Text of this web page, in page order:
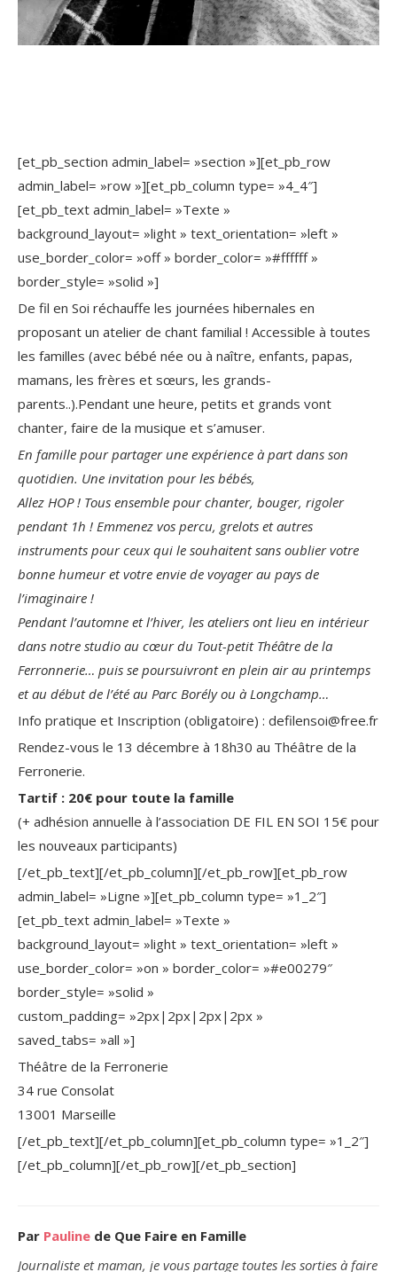
[et_pb_section admin_label= »section »][et_pb_row
admin_label= »row »][et_pb_column type= »4_4″]
[et_pb_text admin_label= »Texte »
background_layout= »light » text_orientation= »left »
use_border_color= »off » border_color= »#ffffff »
border_style= »solid »]
De fil en Soi réchauffe les journées hibernales en
proposant un atelier de chant familial ! Accessible à toutes
les familles (avec bébé née ou à naître, enfants, papas,
mamans, les frères et sœurs, les grands-
parents..).Pendant une heure, petits et grands vont
chanter, faire de la musique et s’amuser.
En famille pour partager une expérience à part dans son
quotidien. Une invitation pour les bébés,
Allez HOP ! Tous ensemble pour chanter, bouger, rigoler
pendant 1h ! Emmenez vos percu, grelots et autres
instruments pour ceux qui le souhaitent sans oublier votre
bonne humeur et votre envie de voyager au pays de
l’imaginaire !
Pendant l’automne et l’hiver, les ateliers ont lieu en intérieur
dans notre studio au cœur du Tout-petit Théâtre de la
Ferronnerie… puis se poursuivront en plein air au printemps
et au début de l’été au Parc Borély ou à Longchamp…
Info pratique et Inscription (obligatoire) : defilensoi@free.fr
Rendez-vous le 13 décembre à 18h30 au Théâtre de la
Ferronerie.
Tartif : 20€ pour toute la famille
(+ adhésion annuelle à l’association DE FIL EN SOI 15€ pour
les nouveaux participants)
[/et_pb_text][/et_pb_column][/et_pb_row][et_pb_row
admin_label= »Ligne »][et_pb_column type= »1_2″]
[et_pb_text admin_label= »Texte »
background_layout= »light » text_orientation= »left »
use_border_color= »on » border_color= »#e00279″
border_style= »solid »
custom_padding= »2px|2px|2px|2px »
saved_tabs= »all »]
Théâtre de la Ferronerie
34 rue Consolat
13001 Marseille
[/et_pb_text][/et_pb_column][et_pb_column type= »1_2″]
[/et_pb_column][/et_pb_row][/et_pb_section]
Par Pauline de Que Faire en Famille
Journaliste et maman, je vous partage toutes les sorties à faire